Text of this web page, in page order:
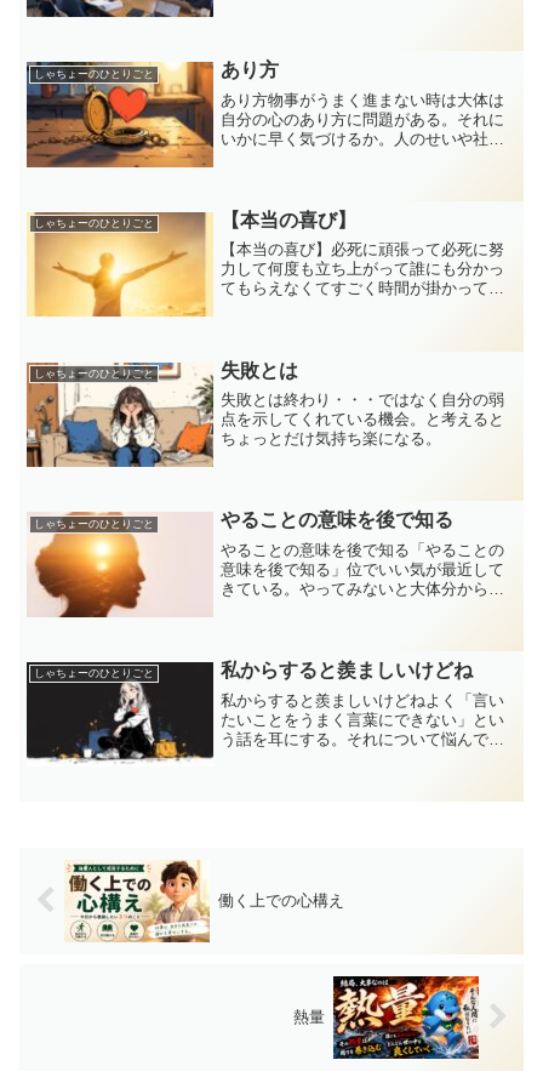
案が盛り上がりすぎて時間全く足りなく
なりましたが充...
しゃちょーのひとりごと あり方
あり方物事がうまく進まない時は大体は
自分の心のあり方に問題がある。それに
いかに早く気づけるか。人のせいや社会
なる方法を考えてみる。そ...
しゃちょーのひとりごと 【本当の喜び】
【本当の喜び】必死に頑張って必死に努
力して何度も立ち上がって誰にも分かっ
てもらえなくてすごく時間が掛かってよ
やることの意味を後で知る...
しゃちょーのひとりごと 失敗とは
失敗とは終わり・・・ではなく自分の弱
点を示してくれている機会。と考えると
ちょっとだけ気持ち楽になる。
しゃちょーのひとりごと やることの意味を後で知る
やることの意味を後で知る「やることの
意味を後で知る」位でいい気が最近して
きている。やってみないと大体分からな
しゃちょーのひとりごと 私からすると羨ましいけどね
私からすると羨ましいけどねよく「言い
たいことをうまく言葉にできない」とい
う話を耳にする。それについて悩んでい
働く上での心構え
熱量